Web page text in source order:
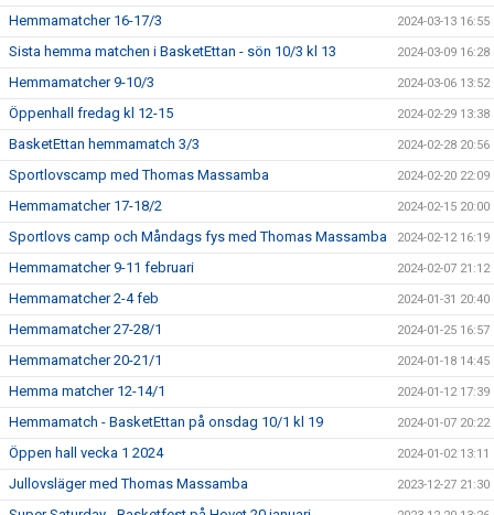
Hemmamatcher 16-17/3 2024-03-13 16:55
Sista hemma matchen i BasketEttan - sön 10/3 kl 13 2024-03-09 16:28
Hemmamatcher 9-10/3 2024-03-06 13:52
Öppenhall fredag kl 12-15 2024-02-29 13:38
BasketEttan hemmamatch 3/3 2024-02-28 20:56
Sportlovscamp med Thomas Massamba 2024-02-20 22:09
Hemmamatcher 17-18/2 2024-02-15 20:00
Sportlovs camp och Måndags fys med Thomas Massamba 2024-02-12 16:19
Hemmamatcher 9-11 februari 2024-02-07 21:12
Hemmamatcher 2-4 feb 2024-01-31 20:40
Hemmamatcher 27-28/1 2024-01-25 16:57
Hemmamatcher 20-21/1 2024-01-18 14:45
Hemma matcher 12-14/1 2024-01-12 17:39
Hemmamatch - BasketEttan på onsdag 10/1 kl 19 2024-01-07 20:22
Öppen hall vecka 1 2024 2024-01-02 13:11
Jullovsläger med Thomas Massamba 2023-12-27 21:30